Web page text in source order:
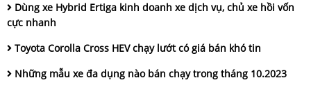
Dùng xe Hybrid Ertiga kinh doanh xe dịch vụ, chủ xe hồi vốn
cực nhanh
Toyota Corolla Cross HEV chạy lướt có giá bán khó tin
Những mẫu xe đa dụng nào bán chạy trong tháng 10.2023